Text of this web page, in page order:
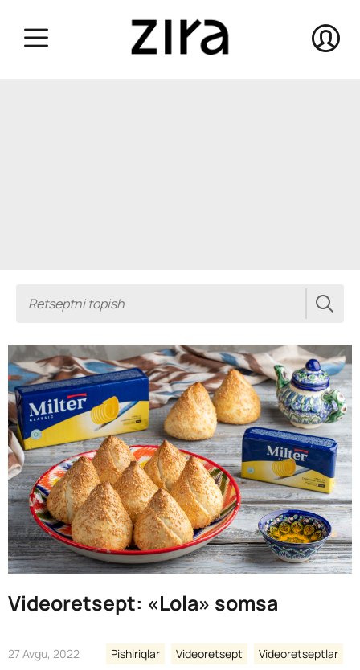
Videoretsept: «Lola» somsa
27 Avgu, 2022 Pishiriqlar Videoretsept Videoretseptlar